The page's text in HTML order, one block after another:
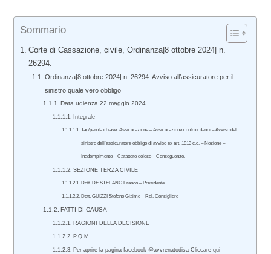
Sommario
Corte di Cassazione, civile, Ordinanza|8 ottobre 2024| n.
26294.
Ordinanza|8 ottobre 2024| n. 26294. Avviso all’assicuratore per il
sinistro quale vero obbligo
Data udienza 22 maggio 2024
Integrale
Tag/parola chiave: Assicurazione – Assicurazione contro i danni – Avviso del
sinistro dell’assicuratore obbligo di avviso ex art. 1913 c.c. – Nozione –
Inadempimento – Carattere doloso – Conseguenze.
SEZIONE TERZA CIVILE
Dott. DE STEFANO Franco – Presidente
Dott. GUIZZI Stefano Giaime – Rel. Consigliere
FATTI DI CAUSA
RAGIONI DELLA DECISIONE
P.Q.M.
Per aprire la pagina facebook @avvrenatodisa Cliccare qui